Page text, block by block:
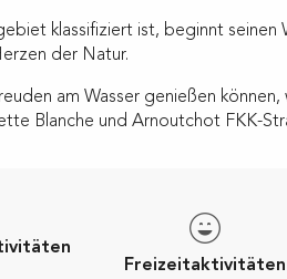
klassifiziert ist, beginnt
der Natur.
am Wasser genießen können,
Blanche und Arnoutchot FKK-
Freizeitaktivitäten